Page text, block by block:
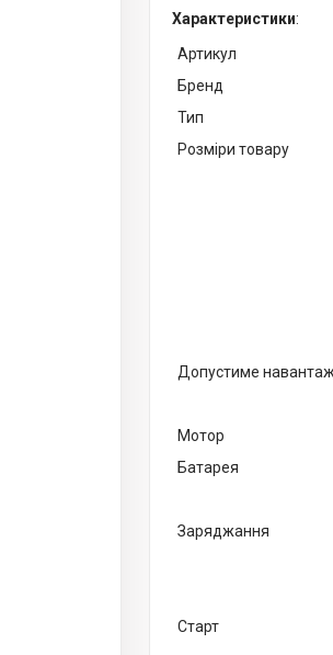
Характеристики:
Артикул
Бренд
Тип
Розміри товару
Допустиме
Мотор
Батарея
Заряджання
Старт